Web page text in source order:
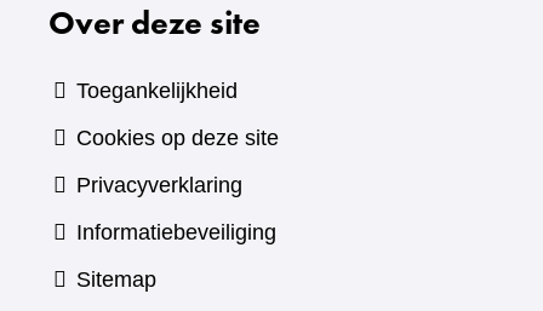
Over deze site
Toegankelijkheid
Cookies op deze site
Privacyverklaring
Informatiebeveiliging
Sitemap